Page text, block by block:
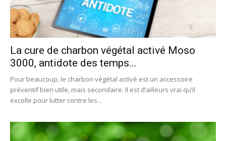
La cure de charbon végétal activé Moso
3000, antidote des temps...
Pour beaucoup, le charbon végétal activé est un accessoire
préventif bien utile, mais secondaire. Il est d’ailleurs vrai qu’il
excelle pour lutter contre les...